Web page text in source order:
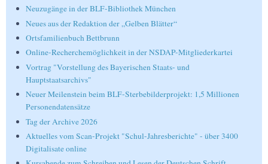
Neuzugänge in der BLF-Bibliothek München
Neues aus der Redaktion der „Gelben Blätter“
Ortsfamilienbuch Bettbrunn
Online-Recherchemöglichkeit in der NSDAP-Mitgliederkartei
Vortrag "Vorstellung des Bayerischen Staats- und
Hauptstaatsarchivs"
Neuer Meilenstein beim BLF-Sterbebilderprojekt: 1,5 Millionen
Personendatensätze
Tag der Archive 2026
Aktuelles vom Scan-Projekt "Schul-Jahresberichte" - über 3400
Digitalisate online